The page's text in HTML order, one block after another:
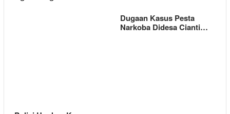
Dugaan Kasus Pesta
Narkoba Didesa Cianti…